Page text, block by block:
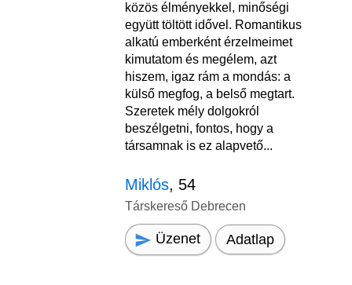
közös élményekkel, minőségi
együtt töltött idővel. Romantikus
alkatú emberként érzelmeimet
kimutatom és megélem, azt
hiszem, igaz rám a mondás: a
külső megfog, a belső megtart.
Szeretek mély dolgokról
beszélgetni, fontos, hogy a
társamnak is ez alapvető...
Miklós, 54
Társkereső Debrecen
Üzenet Adatlap